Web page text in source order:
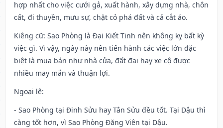
hợp nhất cho việc cưới gả, xuất hành, xây dựng nhà, chôn
cất, đi thuyền, mưu sự, chặt cỏ phá đất và cả cắt áo.
Kiêng cữ: Sao Phòng là Đại Kiết Tinh nên không kỵ bất kỳ
việc gì. Vì vậy, ngày này nên tiến hành các việc lớn đặc
biệt là mua bán như nhà cửa, đất đai hay xe cộ được
nhiều may mắn và thuận lợi.
Ngoại lệ:
- Sao Phòng tại Đinh Sửu hay Tân Sửu đều tốt. Tại Dậu thì
càng tốt hơn, vì Sao Phòng Đăng Viên tại Dậu.